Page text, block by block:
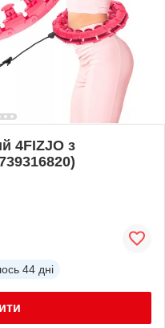
4FIZJO з
44 дні